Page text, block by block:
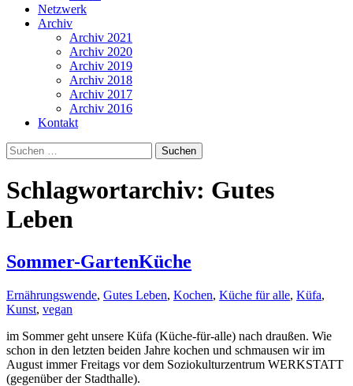
Netzwerk
Archiv
Archiv 2021
Archiv 2020
Archiv 2019
Archiv 2018
Archiv 2017
Archiv 2016
Kontakt
Suchen
nach:
Schlagwortarchiv: Gutes
Leben
Sommer-GartenKüche
Ernährungswende, Gutes Leben, Kochen, Küche für alle, Küfa,
Kunst, vegan
im Sommer geht unsere Küfa (Küche-für-alle) nach draußen. Wie
schon in den letzten beiden Jahre kochen und schmausen wir im
August immer Freitags vor dem Soziokulturzentrum WERKSTATT
(gegenüber der Stadthalle).